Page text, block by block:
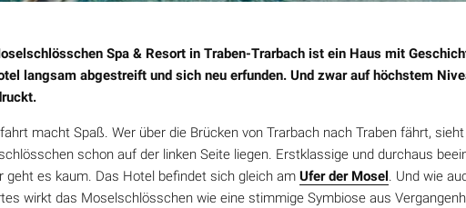
Spa & Resort in Traben-Trarbach ist ein Haus mit
langsam abgestreift und sich neu erfunden. Und zwar auf höchstem
macht Spaß. Wer über die Brücken von Trarbach nach Traben fährt,
schon auf der linken Seite liegen. Erstklassige und durchaus
geht es kaum. Das Hotel befindet sich gleich am Ufer der Mosel. Und wie
wirkt das Moselschlösschen wie eine stimmige Symbiose aus